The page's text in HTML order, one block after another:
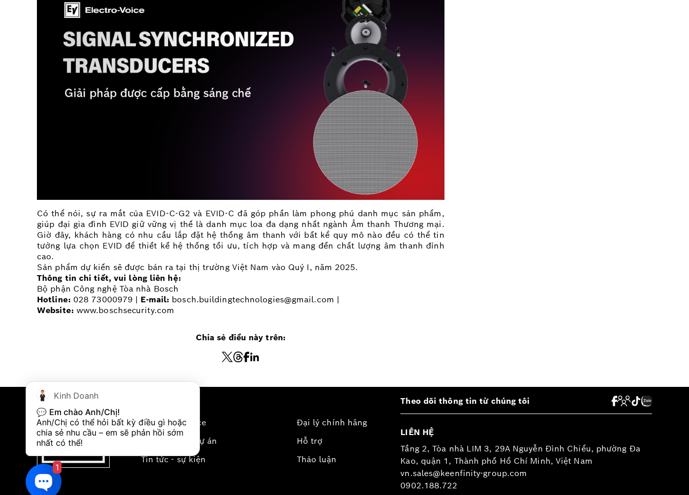
Có thể nói, sự ra mắt của EVID-C-G2 và EVID-C đã góp phần làm phong phú danh mục sản phẩm,
giúp đại gia đình EVID giữ vững vị thế là danh mục loa đa dạng nhất ngành Âm thanh Thương mại.
Giờ đây, khách hàng có nhu cầu lắp đặt hệ thống âm thanh với bất kể quy mô nào đều có thể tin
tưởng lựa chọn EVID để thiết kế hệ thống tối ưu, tích hợp và mang đến chất lượng âm thanh đỉnh
cao.
Sản phẩm dự kiến sẽ được bán ra tại thị trường Việt Nam vào Quý I, năm 2025.
Thông tin chi tiết, vui lòng liên hệ:
Bộ phận Công nghệ Tòa nhà Bosch
Hotline: 028 73000979 | E-mail: bosch.buildingtechnologies@gmail.com |
Website: www.boschsecurity.com
Chia sẻ điều này trên:
Về Electro-Voice
Giải pháp và dự án
Tin tức - sự kiện
Đại lý chính hãng
Hỗ trợ
Thảo luận
Theo dõi thông tin từ chúng tôi
LIÊN HỆ
Tầng 2, Tòa nhà LIM 3, 29A Nguyễn Đình Chiểu, phường Đa
Kao, quận 1, Thành phố Hồ Chí Minh, Việt Nam
vn.sales@keenfinity-group.com
0902.188.722
Kinh Doanh
💬 Em chào Anh/Chị!
Anh/Chị có thể hỏi bất kỳ điều gì hoặc
chia sẻ nhu cầu – em sẽ phản hồi sớm
nhất có thể!
1